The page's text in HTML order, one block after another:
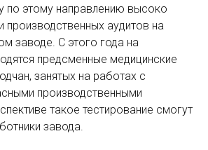
по этому направлению высоко
производственных аудитов на
заводе. С этого года на
предсменные медицинские
занятых на работах с
производственными
такое тестирование смогут
завода.